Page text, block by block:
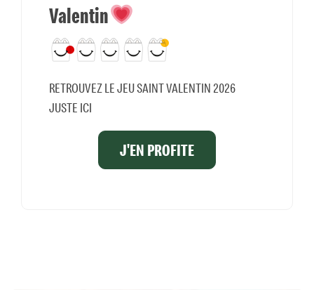
Valentin
RETROUVEZ LE JEU SAINT VALENTIN 2026
JUSTE ICI
J'EN PROFITE